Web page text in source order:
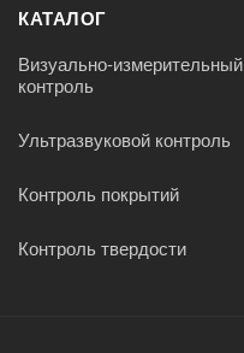
КАТАЛОГ
Визуально-измерительный
контроль
Ультразвуковой контроль
Контроль покрытий
Контроль твердости